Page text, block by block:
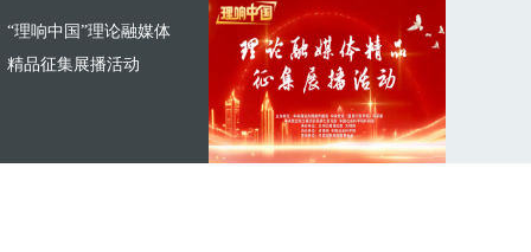
“理响中国”理论融媒体
精品征集展播活动